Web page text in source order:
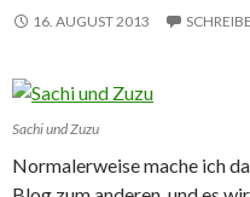
16. AUGUST 2013
Sachi und Zuzu
Normalerweise mache ich